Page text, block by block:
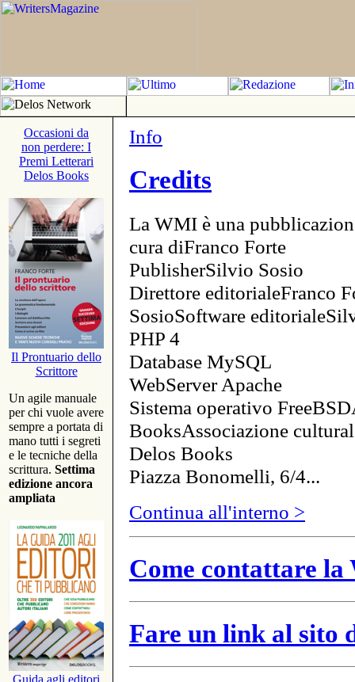
Occasioni da
non perdere: I
Premi Letterari
Delos Books
Il Prontuario dello
Scrittore
Un agile manuale
per chi vuole avere
sempre a portata di
mano tutti i segreti
e le tecniche della
scrittura. Settima
edizione ancora
ampliata
Guida agli editori
Info
Credits
La WMI è una
cura diFranco Forte
PublisherSilvio Sosio
Direttore editorialeFranco
SosioSoftware
PHP 4
Database MySQL
WebServer Apache
Sistema operativo
BooksAssociazione
Delos Books
Piazza Bonomelli, 6/4...
Continua all'interno >
Come contattare
Fare un link al sito